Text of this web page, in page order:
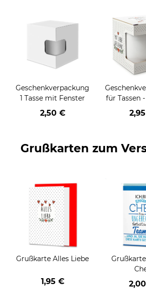
Geschenkverpackung
1 Tasse mit Fenster
2,50 €
für Tassen
Grußkarten zum
Grußkarte Alles Liebe
1,95 €